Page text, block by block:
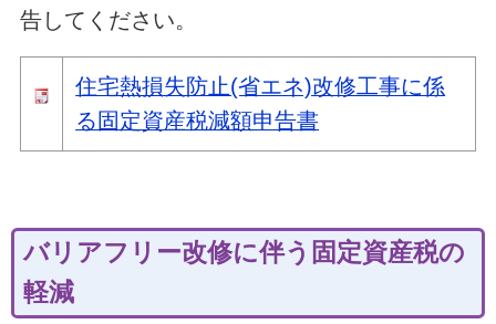
告してください。
住宅熱損失防止(省エネ)改修工事に係
る固定資産税減額申告書
バリアフリー改修に伴う固定資産税の
軽減